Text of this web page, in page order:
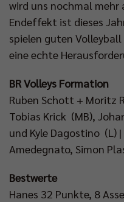
wird uns nochmal mehr
Endeffekt ist dieses
spielen guten
eine echte
BR Volleys Formation
Ruben Schott + Moritz
Tobias Krick (MB),
und Kyle Dagostino (L)
Amedegnato, Simon
Bestwerte
Hanes 32 Punkte, 8